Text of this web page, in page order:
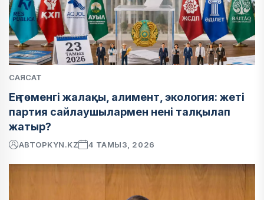
САЯСАТ
Ең төменгі жалақы, алимент, экология: жеті
партия сайлаушылармен нені талқылап
жатыр?
АВТОРKYN.KZ 4 ТАМЫЗ, 2026